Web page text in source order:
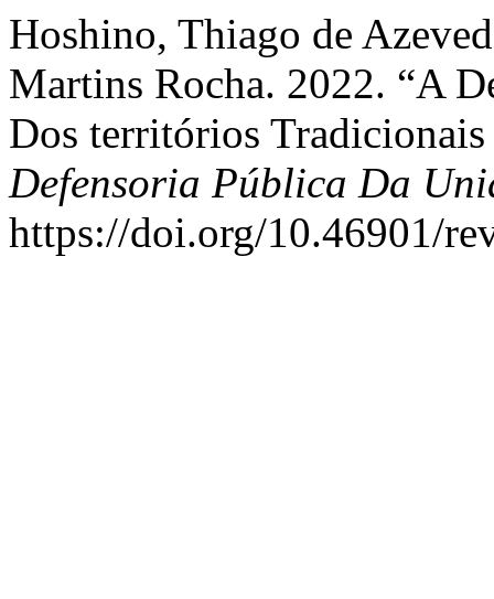
Hoshino, Thiago de
Martins Rocha. 2022. “A
Dos territórios
Defensoria Pública Da
https://doi.org/10.46901/